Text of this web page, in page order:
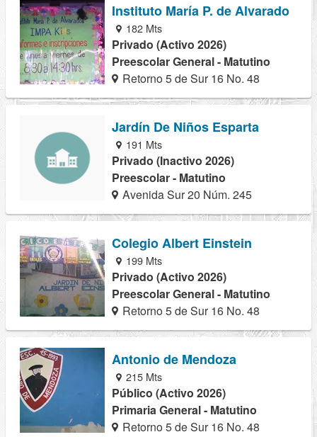
Instituto María P. de Alvarado
182 Mts
Privado (Activo 2026)
Preescolar General - Matutino
Retorno 5 de Sur 16 No. 48
Jardín De Niños Esparta
191 Mts
Privado (Inactivo 2026)
Preescolar - Matutino
Avenida Sur 20 Núm. 245
Colegio Albert Einstein
199 Mts
Privado (Activo 2026)
Preescolar General - Matutino
Retorno 5 de Sur 16 No. 48
Antonio de Mendoza
215 Mts
Público (Activo 2026)
Primaria General - Matutino
Retorno 5 de Sur 16 No. 48